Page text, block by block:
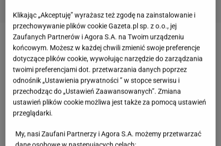
Zobacz wideoJak wygląda hotel 5-gwiazdkowy w
Kolumbii? W Polsce miałby maksymalnie trzy
gwiazdki
Zainteresował Cię ten artykuł? Więcej podobnych
artykułów przeczytasz na stronie głównej
Niesamowity hotel na Florydzie dla fanów muzyki.
Klikając „Akceptuję” wyrażasz też zgodę na zainstalowanie i
przechowywanie plików cookie Gazeta.pl sp. z o.o., jej
Zaufanych Partnerów i Agora S.A. na Twoim urządzeniu
końcowym. Możesz w każdej chwili zmienić swoje preferencje
dotyczące plików cookie, wywołując narzędzie do zarządzania
twoimi preferencjami dot. przetwarzania danych poprzez
odnośnik „Ustawienia prywatności ” w stopce serwisu i
przechodząc do „Ustawień Zaawansowanych”. Zmiana
ustawień plików cookie możliwa jest także za pomocą ustawień
przeglądarki.
My, nasi Zaufani Partnerzy i Agora S.A. możemy przetwarzać